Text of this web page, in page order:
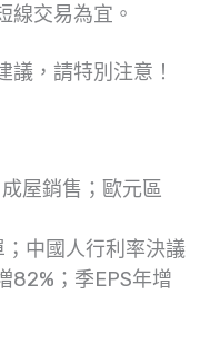
線交易為宜。
，請特別注意！
屋銷售；歐元區
中國人行利率決議
82%；季EPS年增